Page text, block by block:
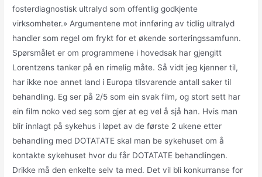
fosterdiagnostisk ultralyd som offentlig godkjente
virksomheter.» Argumentene mot innføring av tidlig ultralyd
handler som regel om frykt for et økende sorteringssamfunn.
Spørsmålet er om programmene i hovedsak har gjengitt
Lorentzens tanker på en rimelig måte. Så vidt jeg kjenner til,
har ikke noe annet land i Europa tilsvarende antall saker til
behandling. Eg ser på 2/5 som ein svak film, og stort sett har
ein film noko ved seg som gjer at eg vel å sjå han. Hvis man
blir innlagt på sykehus i løpet av de første 2 ukene etter
behandling med DOTATATE skal man be sykehuset om å
kontakte sykehuset hvor du får DOTATATE behandlingen.
Drikke må den enkelte selv ta med. Det vil bli konkurranse for